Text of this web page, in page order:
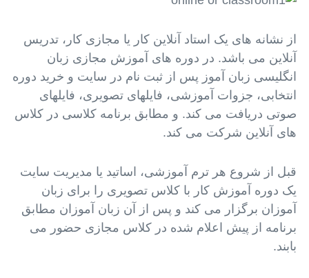
از نشانه های یک استاد آنلاین کار یا مجازی کار، تدریس
آنلاین می باشد. در دوره های آموزش مجازی زبان
انگلیسی زبان آموز پس از ثبت نام در سایت و خرید دوره
انتخابی، جزوات آموزشی، فایلهای تصویری، فایلهای
صوتی دریافت می کند. و مطابق برنامه کلاسی در کلاس
های آنلاین شرکت می کند.
قبل از شروع هر ترم آموزشی، اساتید یا مدیریت سایت
یک دوره آموزش کار با کلاس تصویری را برای زبان
آموزان برگزار می کند و پس از آن زبان آموزان مطابق
برنامه از پیش اعلام شده در کلاس مجازی حضور می
بابند.